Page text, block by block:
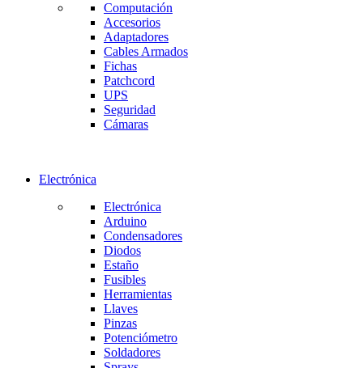
Computación
Accesorios
Adaptadores
Cables Armados
Fichas
Patchcord
UPS
Seguridad
Cámaras
Electrónica
Electrónica
Arduino
Condensadores
Diodos
Estaño
Fusibles
Herramientas
Llaves
Pinzas
Potenciómetro
Soldadores